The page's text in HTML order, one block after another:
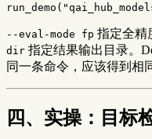
run_demo (
--eval-mode fp 指定全精
dir 指定结果输出目录。
同一条命令，应该得到相
四、实操：目标